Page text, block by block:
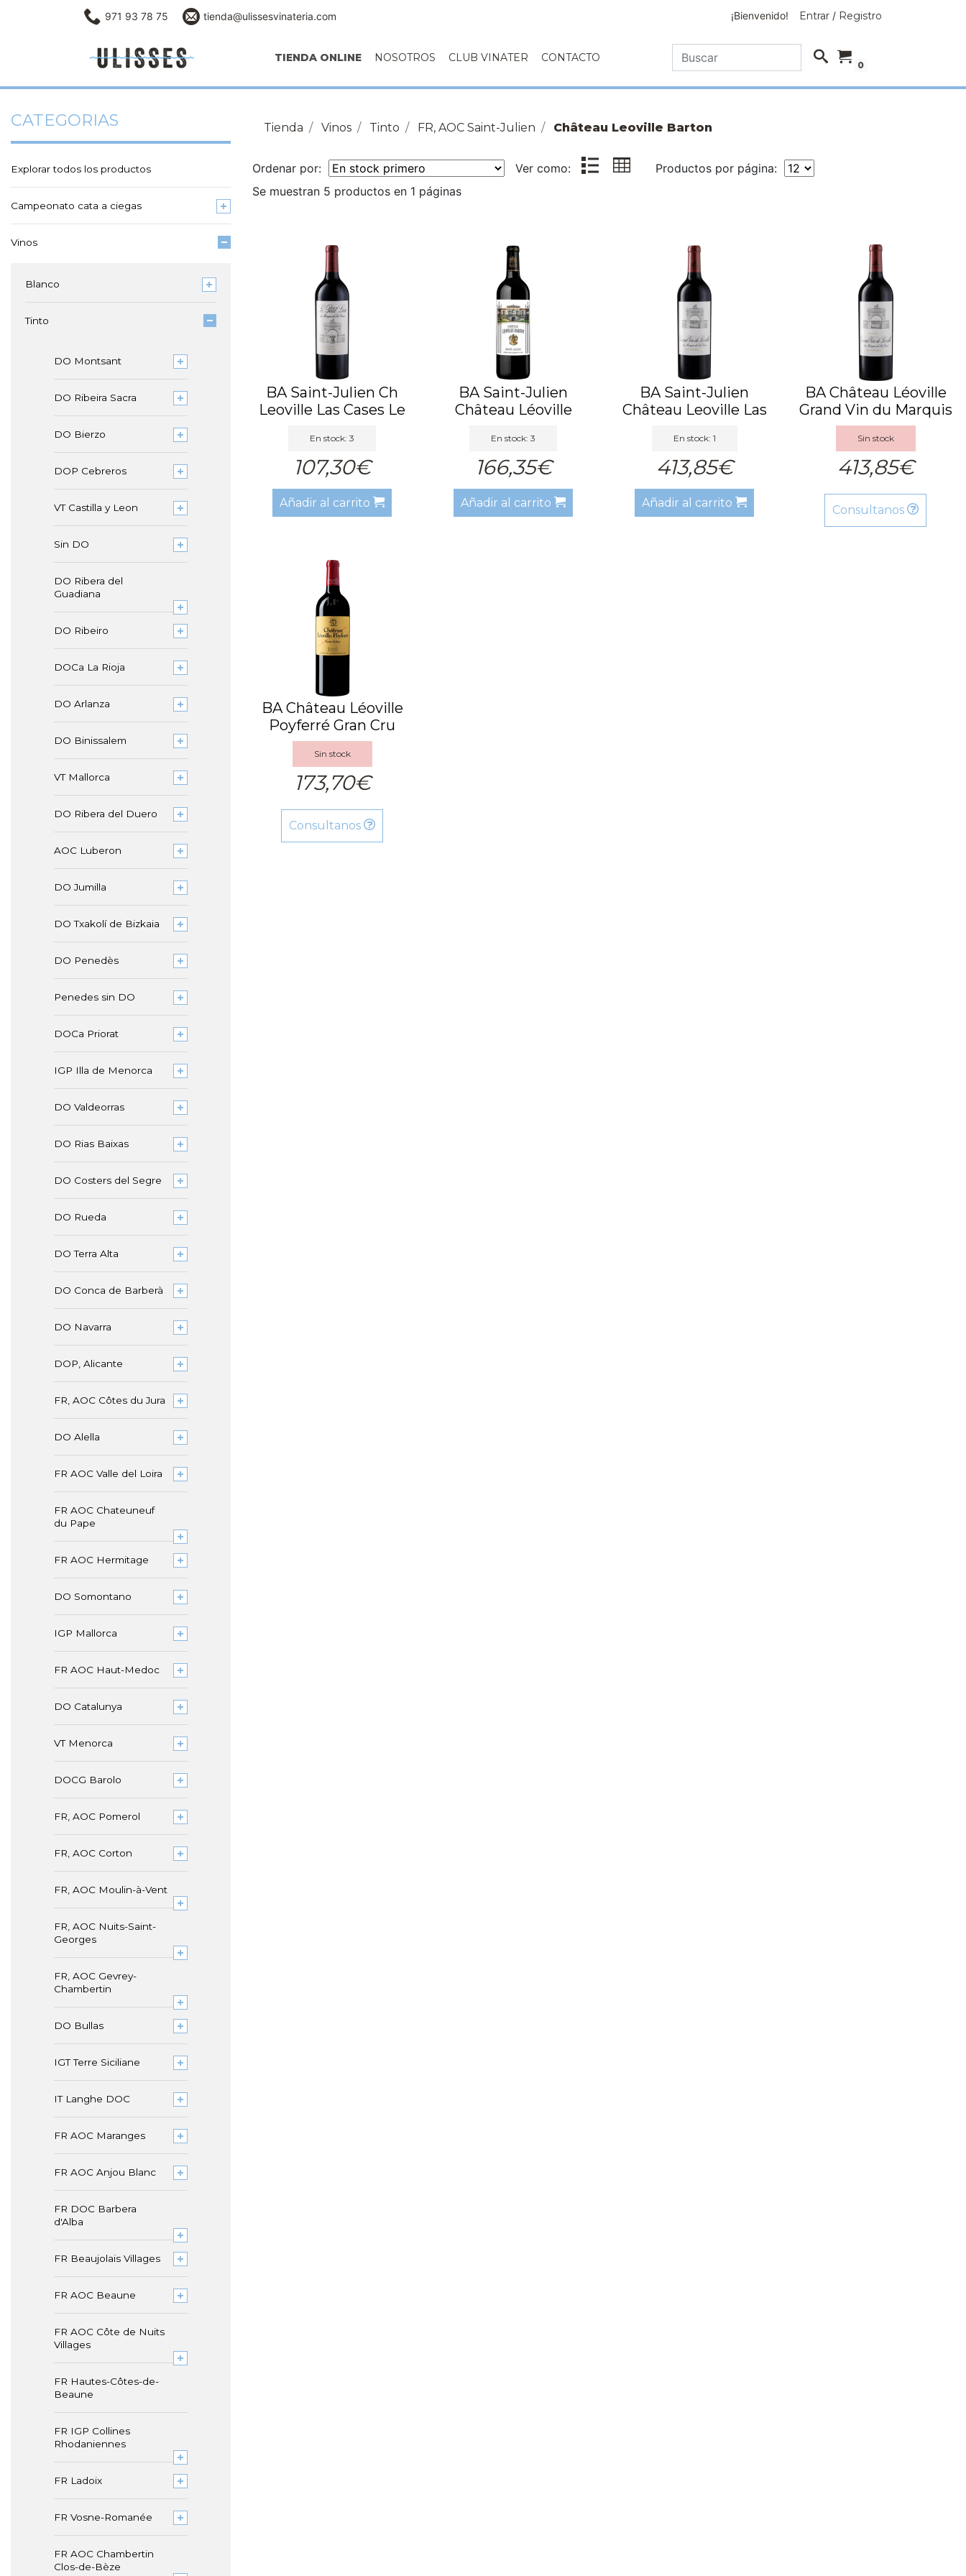
971 93 78 75 tienda@ulissesvinateria.com ¡Bienvenido! Entrar / Registro
TIENDA ONLINE NOSOTROS CLUB VINATER CONTACTO
0
CATEGORIAS
Explorar todos los productos
Campeonato cata a ciegas
Vinos
Blanco
Tinto
DO Montsant
DO Ribeira Sacra
DO Bierzo
DOP Cebreros
VT Castilla y Leon
Sin DO
DO Ribera del
Guadiana
DO Ribeiro
DOCa La Rioja
DO Arlanza
DO Binissalem
VT Mallorca
DO Ribera del Duero
AOC Luberon
DO Jumilla
DO Txakolí de Bizkaia
DO Penedès
Penedes sin DO
DOCa Priorat
IGP Illa de Menorca
DO Valdeorras
DO Rias Baixas
DO Costers del Segre
DO Rueda
DO Terra Alta
DO Conca de Barberà
DO Navarra
DOP, Alicante
FR, AOC Côtes du Jura
DO Alella
FR AOC Valle del Loira
FR AOC Chateuneuf
du Pape
FR AOC Hermitage
DO Somontano
IGP Mallorca
FR AOC Haut-Medoc
DO Catalunya
VT Menorca
DOCG Barolo
FR, AOC Pomerol
FR, AOC Corton
FR, AOC Moulin-à-Vent
FR, AOC Nuits-Saint-
Georges
FR, AOC Gevrey-
Chambertin
DO Bullas
IGT Terre Siciliane
IT Langhe DOC
FR AOC Maranges
FR AOC Anjou Blanc
FR DOC Barbera
d'Alba
FR Beaujolais Villages
FR AOC Beaune
FR AOC Côte de Nuits
Villages
FR Hautes-Côtes-de-
Beaune
FR IGP Collines
Rhodaniennes
FR Ladoix
FR Vosne-Romanée
FR AOC Chambertin
Clos-de-Bèze
Tienda Vinos Tinto FR, AOC Saint-Julien Château Leoville Barton
Ordenar por: Ver como:
Productos por página:
Se muestran 5 productos en 1 páginas
BA Saint-Julien Ch
Leoville Las Cases Le
En stock: 3
107,30€
Añadir al carrito
BA Saint-Julien
Château Léoville
En stock: 3
166,35€
Añadir al carrito
BA Saint-Julien
Château Leoville Las
En stock: 1
413,85€
Añadir al carrito
BA Château Léoville
Grand Vin du Marquis
d...
Sin stock
413,85€
Consultanos
BA Château Léoville
Poyferré Gran Cru
2023 BA
Sin stock
173,70€
Consultanos